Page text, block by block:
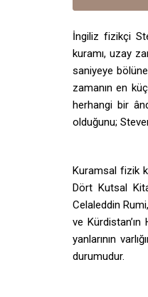
İngiliz fizikçi
kuramı, uzay
saniyeye
zamanın en
herhangi bir
olduğunu;
Kuramsal fizik
Dört Kutsal
Celaleddin
ve
yanlarının
durumudur.